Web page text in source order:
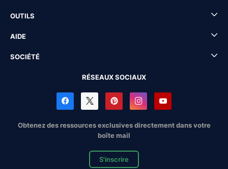
OUTILS
AIDE
SOCIÉTÉ
RÉSEAUX SOCIAUX
Obtenez des ressources exclusives directement dans votre
boîte mail
S'inscrire